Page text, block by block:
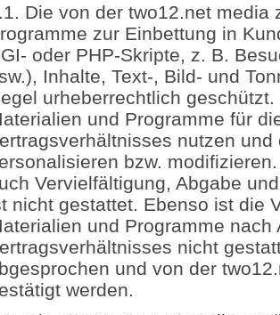
Die von der two12.net media
zur Einbettung in
oder PHP-Skripte, z. B.
Inhalte, Text-, Bild- und
urheberrechtlich
und Programme für
nutzen
bzw.
Vervielfältigung, Abgabe
nicht gestattet. Ebenso ist die
und Programme nach
nicht
und von der
werden.